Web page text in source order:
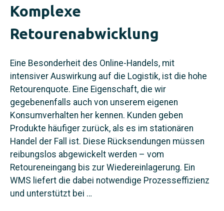
Komplexe
Retourenabwicklung
Eine Besonderheit des Online-Handels, mit
intensiver Auswirkung auf die Logistik, ist die hohe
Retourenquote. Eine Eigenschaft, die wir
gegebenenfalls auch von unserem eigenen
Konsumverhalten her kennen. Kunden geben
Produkte häufiger zurück, als es im stationären
Handel der Fall ist. Diese Rücksendungen müssen
reibungslos abgewickelt werden – vom
Retoureneingang bis zur Wiedereinlagerung. Ein
WMS liefert die dabei notwendige Prozesseffizienz
und unterstützt bei …